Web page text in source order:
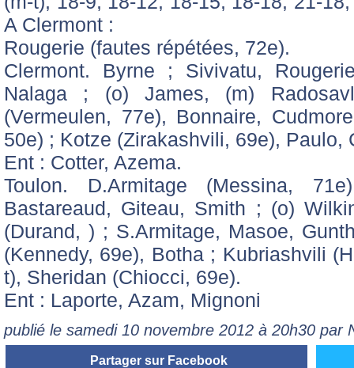
A Clermont :
Rougerie (fautes répétées, 72e).
Clermont. Byrne ; Sivivatu,
Nalaga ; (o) James, (m)
(Vermeulen, 77e), Bonnaire,
50e) ; Kotze (Zirakashvili, 69e), Paulo,
Ent : Cotter, Azema.
Toulon. D.Armitage (Messina,
Bastareaud, Giteau, Smith ; (o)
(Durand, ) ; S.Armitage, Masoe,
(Kennedy, 69e), Botha ; Kubriashvili
t), Sheridan (Chiocci, 69e).
Ent : Laporte, Azam, Mignoni
publié le samedi 10 novembre 2012 à 20h30 par
Partager sur Facebook